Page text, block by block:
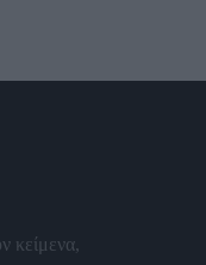
κείμενα,